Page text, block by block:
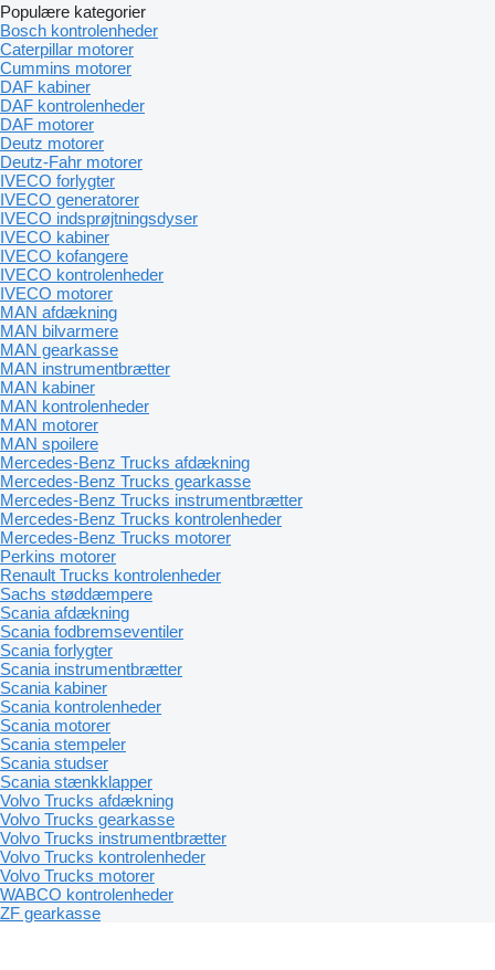
Populære kategorier
Bosch kontrolenheder
Caterpillar motorer
Cummins motorer
DAF kabiner
DAF kontrolenheder
DAF motorer
Deutz motorer
Deutz-Fahr motorer
IVECO forlygter
IVECO generatorer
IVECO indsprøjtningsdyser
IVECO kabiner
IVECO kofangere
IVECO kontrolenheder
IVECO motorer
MAN afdækning
MAN bilvarmere
MAN gearkasse
MAN instrumentbrætter
MAN kabiner
MAN kontrolenheder
MAN motorer
MAN spoilere
Mercedes-Benz Trucks afdækning
Mercedes-Benz Trucks gearkasse
Mercedes-Benz Trucks instrumentbrætter
Mercedes-Benz Trucks kontrolenheder
Mercedes-Benz Trucks motorer
Perkins motorer
Renault Trucks kontrolenheder
Sachs støddæmpere
Scania afdækning
Scania fodbremseventiler
Scania forlygter
Scania instrumentbrætter
Scania kabiner
Scania kontrolenheder
Scania motorer
Scania stempeler
Scania studser
Scania stænkklapper
Volvo Trucks afdækning
Volvo Trucks gearkasse
Volvo Trucks instrumentbrætter
Volvo Trucks kontrolenheder
Volvo Trucks motorer
WABCO kontrolenheder
ZF gearkasse